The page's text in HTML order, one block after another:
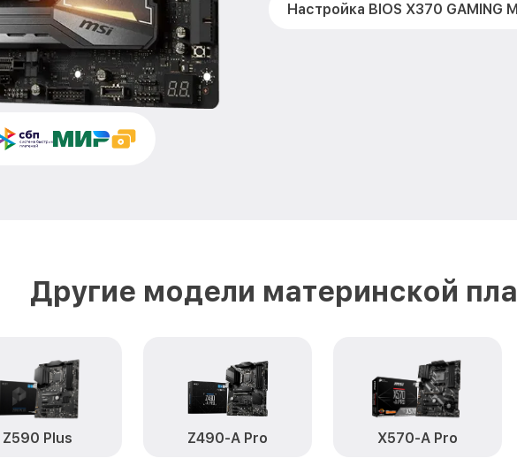
Настройка BIOS X370 GAMING
Другие модели материнской
Z590 Plus Z490-A Pro X570-A Pro